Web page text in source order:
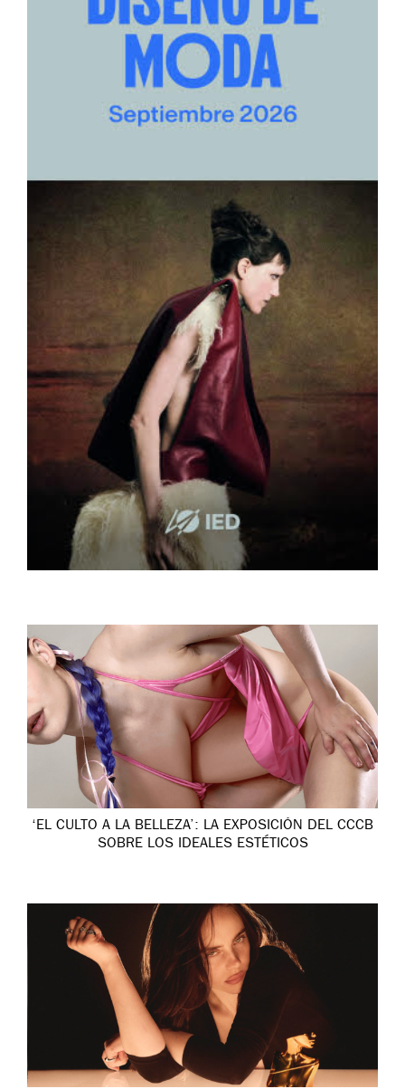
‘EL CULTO A LA BELLEZA’: LA EXPOSICIÓN DEL CCCB
SOBRE LOS IDEALES ESTÉTICOS